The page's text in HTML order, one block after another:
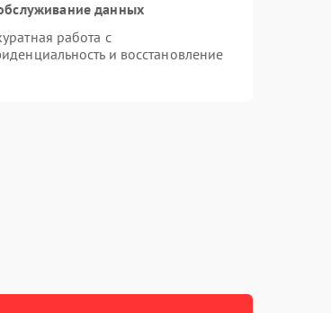
данных
работа с
и восстановление